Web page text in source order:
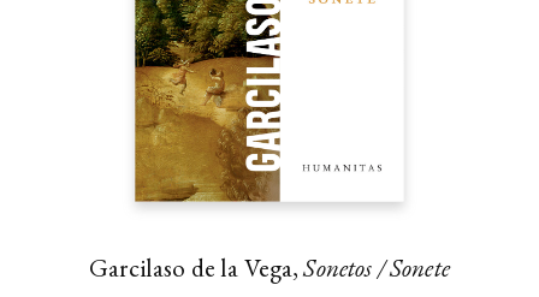
Garcilaso de la Vega,Sonetos / Sonete